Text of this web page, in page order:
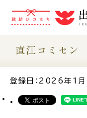
市民の方 （
事業者の方
観光される
移住・定住
直江コミセン
登録日：2026年1